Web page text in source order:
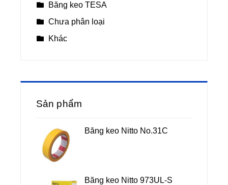
Băng keo TESA
Chưa phân loại
Khác
Sản phẩm
Băng keo Nitto No.31C
Băng keo Nitto 973UL-S